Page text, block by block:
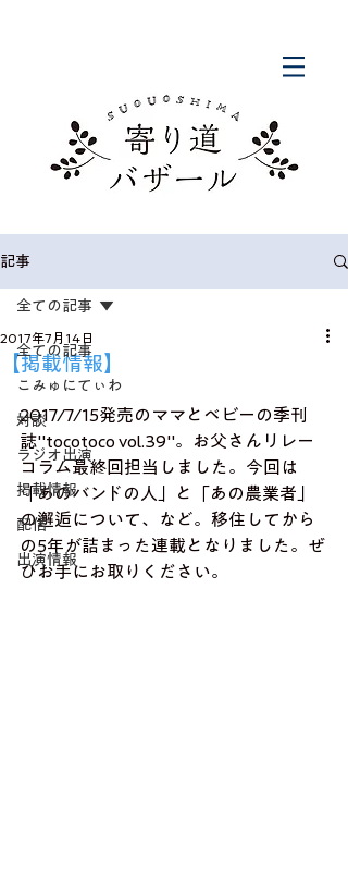
記事
全ての記事
こみゅにてぃわ
対談
ラジオ出演
掲載情報
配信
出演情報
全ての記事
【掲載情報】
2017年7月14日
2017/7/15発売のママとベビーの季刊
誌"tocotoco vol.39"。お父さんリレー
コラム最終回担当しました。今回は
「あのバンドの人」と「あの農業者」
の邂逅について、など。移住してから
の5年が詰まった連載となりました。ぜ
ひお手にお取りください。